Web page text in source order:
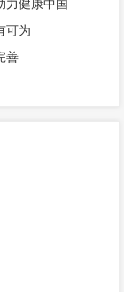
力健康中国
可为
善